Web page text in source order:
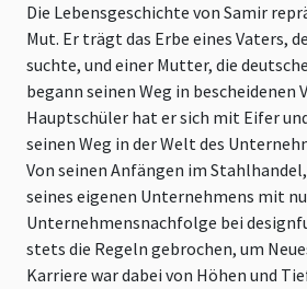
Die Lebensgeschichte von Samir
Mut. Er trägt das Erbe eines Vaters,
suchte, und einer Mutter, die
begann seinen Weg in bescheidenen
Hauptschüler hat er sich mit Eifer
seinen Weg in der Welt des
Von seinen Anfängen im
seines eigenen Unternehmens mit
Unternehmensnachfolge bei
stets die Regeln gebrochen, um
Karriere war dabei von Höhen und